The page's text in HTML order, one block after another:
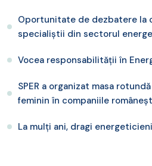
Oportunitate de dezbatere la
specialiștii din sectorul
Vocea responsabilității în
SPER a organizat masa
feminin în companiile
La mulți ani, dragi